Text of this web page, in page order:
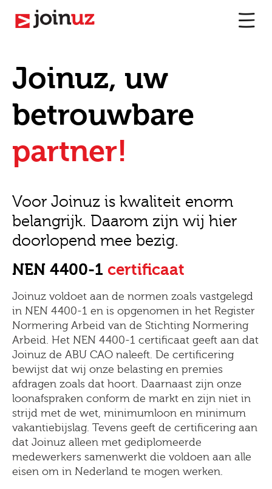
Joinuz, uw
betrouwbare
partner!
Voor Joinuz is kwaliteit enorm
belangrijk. Daarom zijn wij hier
doorlopend mee bezig.
NEN 4400-1 certificaat
Joinuz voldoet aan de normen zoals vastgelegd
in NEN 4400-1 en is opgenomen in het Register
Normering Arbeid van de Stichting Normering
Arbeid. Het NEN 4400-1 certificaat geeft aan dat
Joinuz de ABU CAO naleeft. De certificering
bewijst dat wij onze belasting en premies
afdragen zoals dat hoort. Daarnaast zijn onze
loonafspraken conform de markt en zijn niet in
strijd met de wet, minimumloon en minimum
vakantiebijslag. Tevens geeft de certificering aan
dat Joinuz alleen met gediplomeerde
medewerkers samenwerkt die voldoen aan alle
eisen om in Nederland te mogen werken.